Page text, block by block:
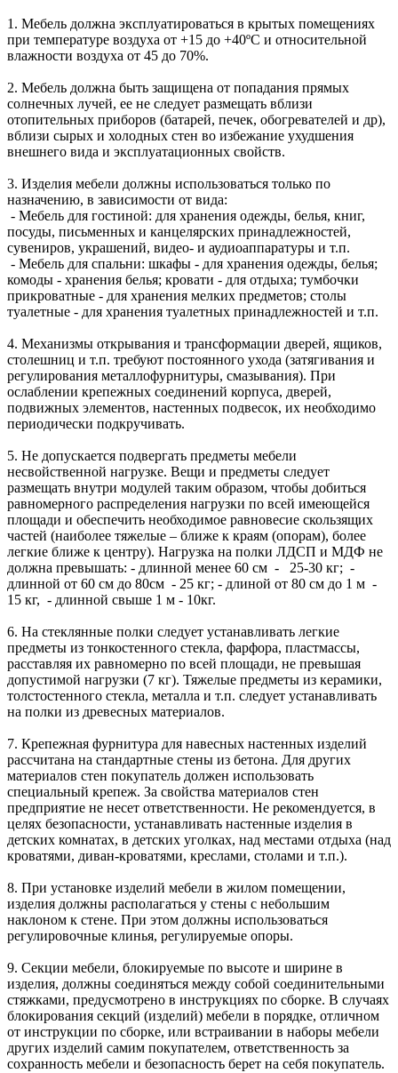
1. Мебель должна эксплуатироваться в крытых помещениях
при температуре воздуха от +15 до +40ºС и относительной
влажности воздуха от 45 до 70%.
2. Мебель должна быть защищена от попадания прямых
солнечных лучей, ее не следует размещать вблизи
отопительных приборов (батарей, печек, обогревателей и др),
вблизи сырых и холодных стен во избежание ухудшения
внешнего вида и эксплуатационных свойств.
3. Изделия мебели должны использоваться только по
назначению, в зависимости от вида:
- Мебель для гостиной: для хранения одежды, белья, книг,
посуды, письменных и канцелярских принадлежностей,
сувениров, украшений, видео- и аудиоаппаратуры и т.п.
- Мебель для спальни: шкафы - для хранения одежды, белья;
комоды - хранения белья; кровати - для отдыха; тумбочки
прикроватные - для хранения мелких предметов; столы
туалетные - для хранения туалетных принадлежностей и т.п.
4. Механизмы открывания и трансформации дверей, ящиков,
столешниц и т.п. требуют постоянного ухода (затягивания и
регулирования металлофурнитуры, смазывания). При
ослаблении крепежных соединений корпуса, дверей,
подвижных элементов, настенных подвесок, их необходимо
периодически подкручивать.
5. Не допускается подвергать предметы мебели
несвойственной нагрузке. Вещи и предметы следует
размещать внутри модулей таким образом, чтобы добиться
равномерного распределения нагрузки по всей имеющейся
площади и обеспечить необходимое равновесие скользящих
частей (наиболее тяжелые – ближе к краям (опорам), более
легкие ближе к центру). Нагрузка на полки ЛДСП и МДФ не
должна превышать: - длинной менее 60 см - 25-30 кг; -
длинной от 60 см до 80см - 25 кг; - длиной от 80 см до 1 м -
15 кг, - длинной свыше 1 м - 10кг.
6. На стеклянные полки следует устанавливать легкие
предметы из тонкостенного стекла, фарфора, пластмассы,
расставляя их равномерно по всей площади, не превышая
допустимой нагрузки (7 кг). Тяжелые предметы из керамики,
толстостенного стекла, металла и т.п. следует устанавливать
на полки из древесных материалов.
7. Крепежная фурнитура для навесных настенных изделий
рассчитана на стандартные стены из бетона. Для других
материалов стен покупатель должен использовать
специальный крепеж. За свойства материалов стен
предприятие не несет ответственности. Не рекомендуется, в
целях безопасности, устанавливать настенные изделия в
детских комнатах, в детских уголках, над местами отдыха (над
кроватями, диван-кроватями, креслами, столами и т.п.).
8. При установке изделий мебели в жилом помещении,
изделия должны располагаться у стены с небольшим
наклоном к стене. При этом должны использоваться
регулировочные клинья, регулируемые опоры.
9. Секции мебели, блокируемые по высоте и ширине в
изделия, должны соединяться между собой соединительными
стяжками, предусмотрено в инструкциях по сборке. В случаях
блокирования секций (изделий) мебели в порядке, отличном
от инструкции по сборке, или встраивании в наборы мебели
других изделий самим покупателем, ответственность за
сохранность мебели и безопасность берет на себя покупатель.